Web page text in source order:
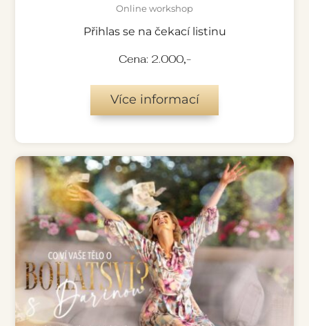
Online workshop
Přihlas se na čekací listinu
Cena: 2.000,-
Více informací